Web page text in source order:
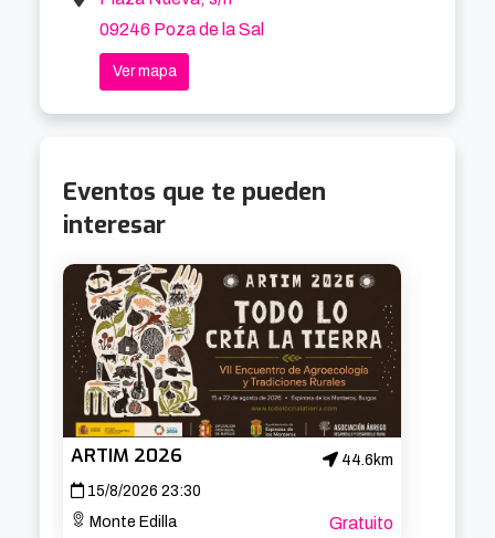
09246 Poza de la Sal
Ver mapa
Eventos que te pueden
interesar
ARTIM 2026
44.6km
15/8/2026 23:30
Monte Edilla
Gratuito